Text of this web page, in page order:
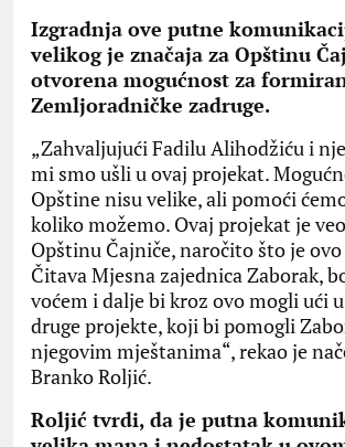
Izgradnja ove putne
velikog je značaja za Opštinu
otvorena mogućnost za
Zemljoradničke zadruge.
„Zahvaljujući Fadilu Alihodžiću i
mi smo ušli u ovaj projekat.
Opštine nisu velike, ali pomoći
koliko možemo. Ovaj projekat je
Opštinu Čajniče, naročito što je
Čitava Mjesna zajednica Zaborak,
voćem i dalje bi kroz ovo mogli ući
druge projekte, koji bi pomogli
njegovim mještanima“, rekao je
Branko Roljić.
Roljić tvrdi, da je putna